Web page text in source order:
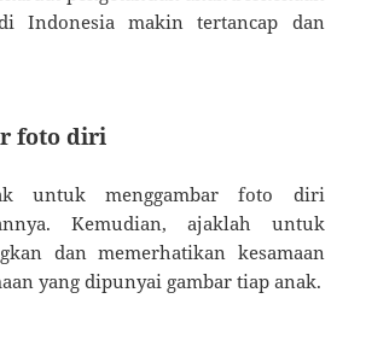
Indonesia makin tertancap dan
foto diri
untuk menggambar foto diri
Kemudian, ajaklah untuk
dan memerhatikan kesamaan
yang dipunyai gambar tiap anak.